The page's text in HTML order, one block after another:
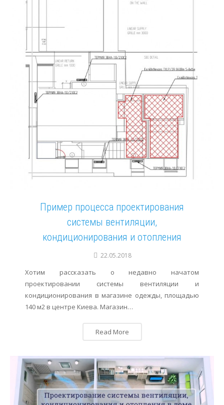
Пример процесса проектирования
системы вентиляции,
кондиционирования и отопления
22.05.2018
Хотим рассказать о недавно начатом
проектировании системы вентиляции и
кондиционирования в магазине одежды, площадью
140 м2 в центре Киева. Магазин…
Read More